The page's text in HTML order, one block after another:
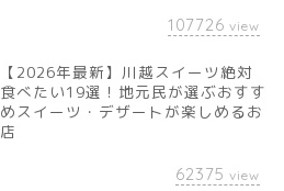
107726 view
【2026年最新】川越スイーツ絶対
食べたい19選！地元民が選ぶおすす
めスイーツ・デザートが楽しめるお
店
62375 view